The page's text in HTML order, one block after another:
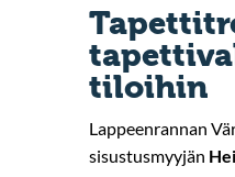
tiloihin
Lappeenrannan
sisustusmyyjän